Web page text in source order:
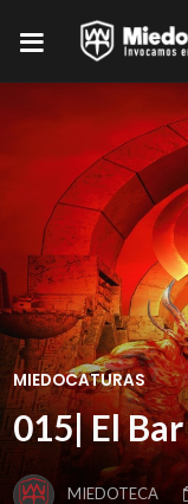
MIEDOCATURAS
015| El
MIEDOTECA